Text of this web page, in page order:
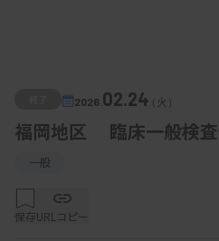
2026. 02.24（火）
福岡地区 臨床一般検査
一般
保存URLコピー